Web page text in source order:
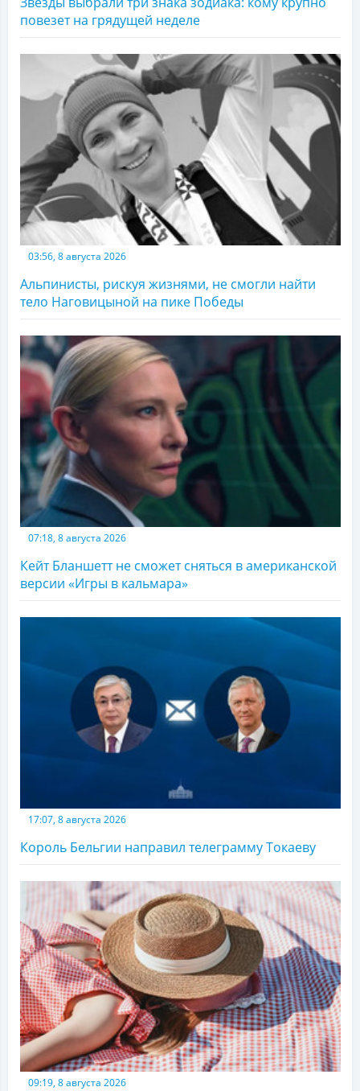
повезет на грядущей неделе
03:56, 8 августа 2026
Альпинисты, рискуя жизнями, не смогли найти
тело Наговицыной на пике Победы
07:18, 8 августа 2026
Кейт Бланшетт не сможет сняться в американской
версии «Игры в кальмара»
17:07, 8 августа 2026
Король Бельгии направил телеграмму Токаеву
09:19, 8 августа 2026